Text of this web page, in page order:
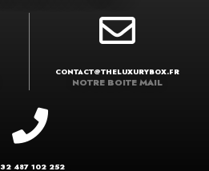
CONTACT@THELUXURYBOX.FR
NOTRE BOITE MAIL
487 102 252